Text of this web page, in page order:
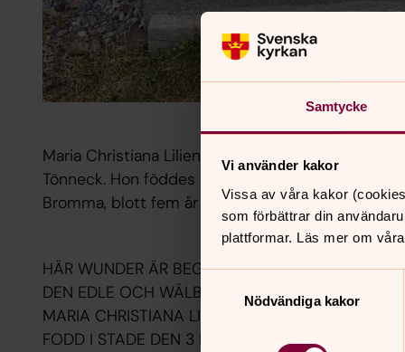
Samtycke
Vi använder kakor
Vissa av våra kakor
som förbättrar din
plattformar. Läs mer om
Nödvändiga kakor
Maria Christiana Lilienstierna var dotter till
Tönneck. Hon föddes år 1673 i Stade i
Bromma, blott fem år gammal.
HÄR WUNDER ÄR BEGRAFWEN
DEN EDLE OCH WÄLB. IOMFRU
MARIA CHRISTIANA LILIENSTIERNA
FODD I STADE DEN 3 IAN 1673